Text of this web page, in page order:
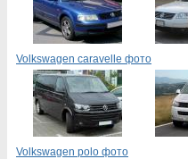
Volkswagen caravelle фото
Volkswagen polo фото